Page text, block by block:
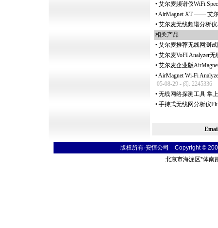
• 艾尔麦频谱仪WiFi
•AirMagnet XT —— 艾
• 艾尔麦无线频谱分析仪
相关产品
• 艾尔麦推荐无线网测
• 艾尔麦VoFI Analyzer
• 艾尔麦企业版
•AirMagnet Wi-Fi
05-08-29 - 阅: 2245336
• 无线网络探测工具 掌
• 手持式无线网分析仪
版权所有·安恒公司 Copyright ©
北京市海淀区*体南